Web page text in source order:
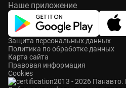
Наше приложение
2013 - 2026
Защита персональных данных
Политика по обработке данных
Карта сайта
Правовая информация
Cookies